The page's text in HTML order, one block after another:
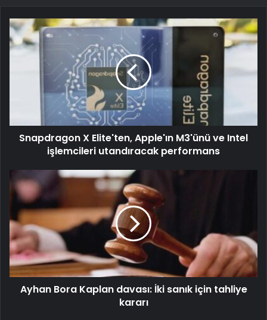
Snapdragon X Elite'ten, Apple'ın M3'ünü ve Intel
işlemcileri utandıracak performans
Ayhan Bora Kaplan davası: İki sanık için tahliye
kararı